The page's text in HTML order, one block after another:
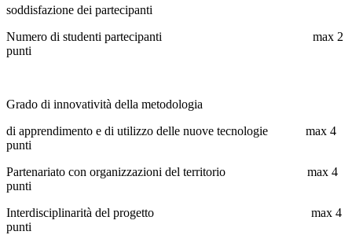
soddisfazione dei partecipanti
Numero di studenti partecipanti max 2
punti
Grado di innovatività della metodologia
di apprendimento e di utilizzo delle nuove tecnologie max 4
punti
Partenariato con organizzazioni del territorio max 4
punti
Interdisciplinarità del progetto max 4
punti